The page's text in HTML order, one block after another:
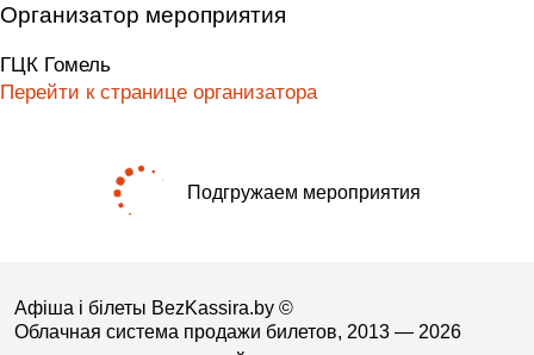
Организатор мероприятия
ГЦК Гомель
Перейти к странице организатора
Подгружаем мероприятия
Афіша і білеты BezKassira.by ©
Облачная система продажи билетов, 2013 — 2026